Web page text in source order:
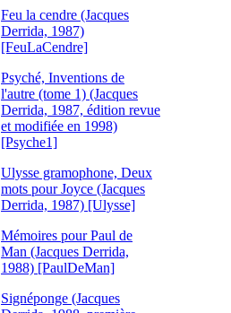
Feu la cendre (Jacques
Derrida, 1987)
[FeuLaCendre]
Psyché, Inventions de
l'autre (tome 1) (Jacques
Derrida, 1987, édition revue
et modifiée en 1998)
[Psyche1]
Ulysse gramophone, Deux
mots pour Joyce (Jacques
Derrida, 1987) [Ulysse]
Mémoires pour Paul de
Man (Jacques Derrida,
1988) [PaulDeMan]
Signéponge (Jacques